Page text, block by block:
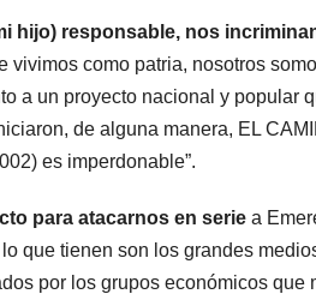
hijo) responsable, nos
vivimos como patria, nosotros
a un proyecto nacional y popular
de alguna manera, EL
es imperdonable”.
para atacarnos en serie a
que tienen son los grandes
por los grupos económicos